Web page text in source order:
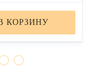
КОРЗИНУ